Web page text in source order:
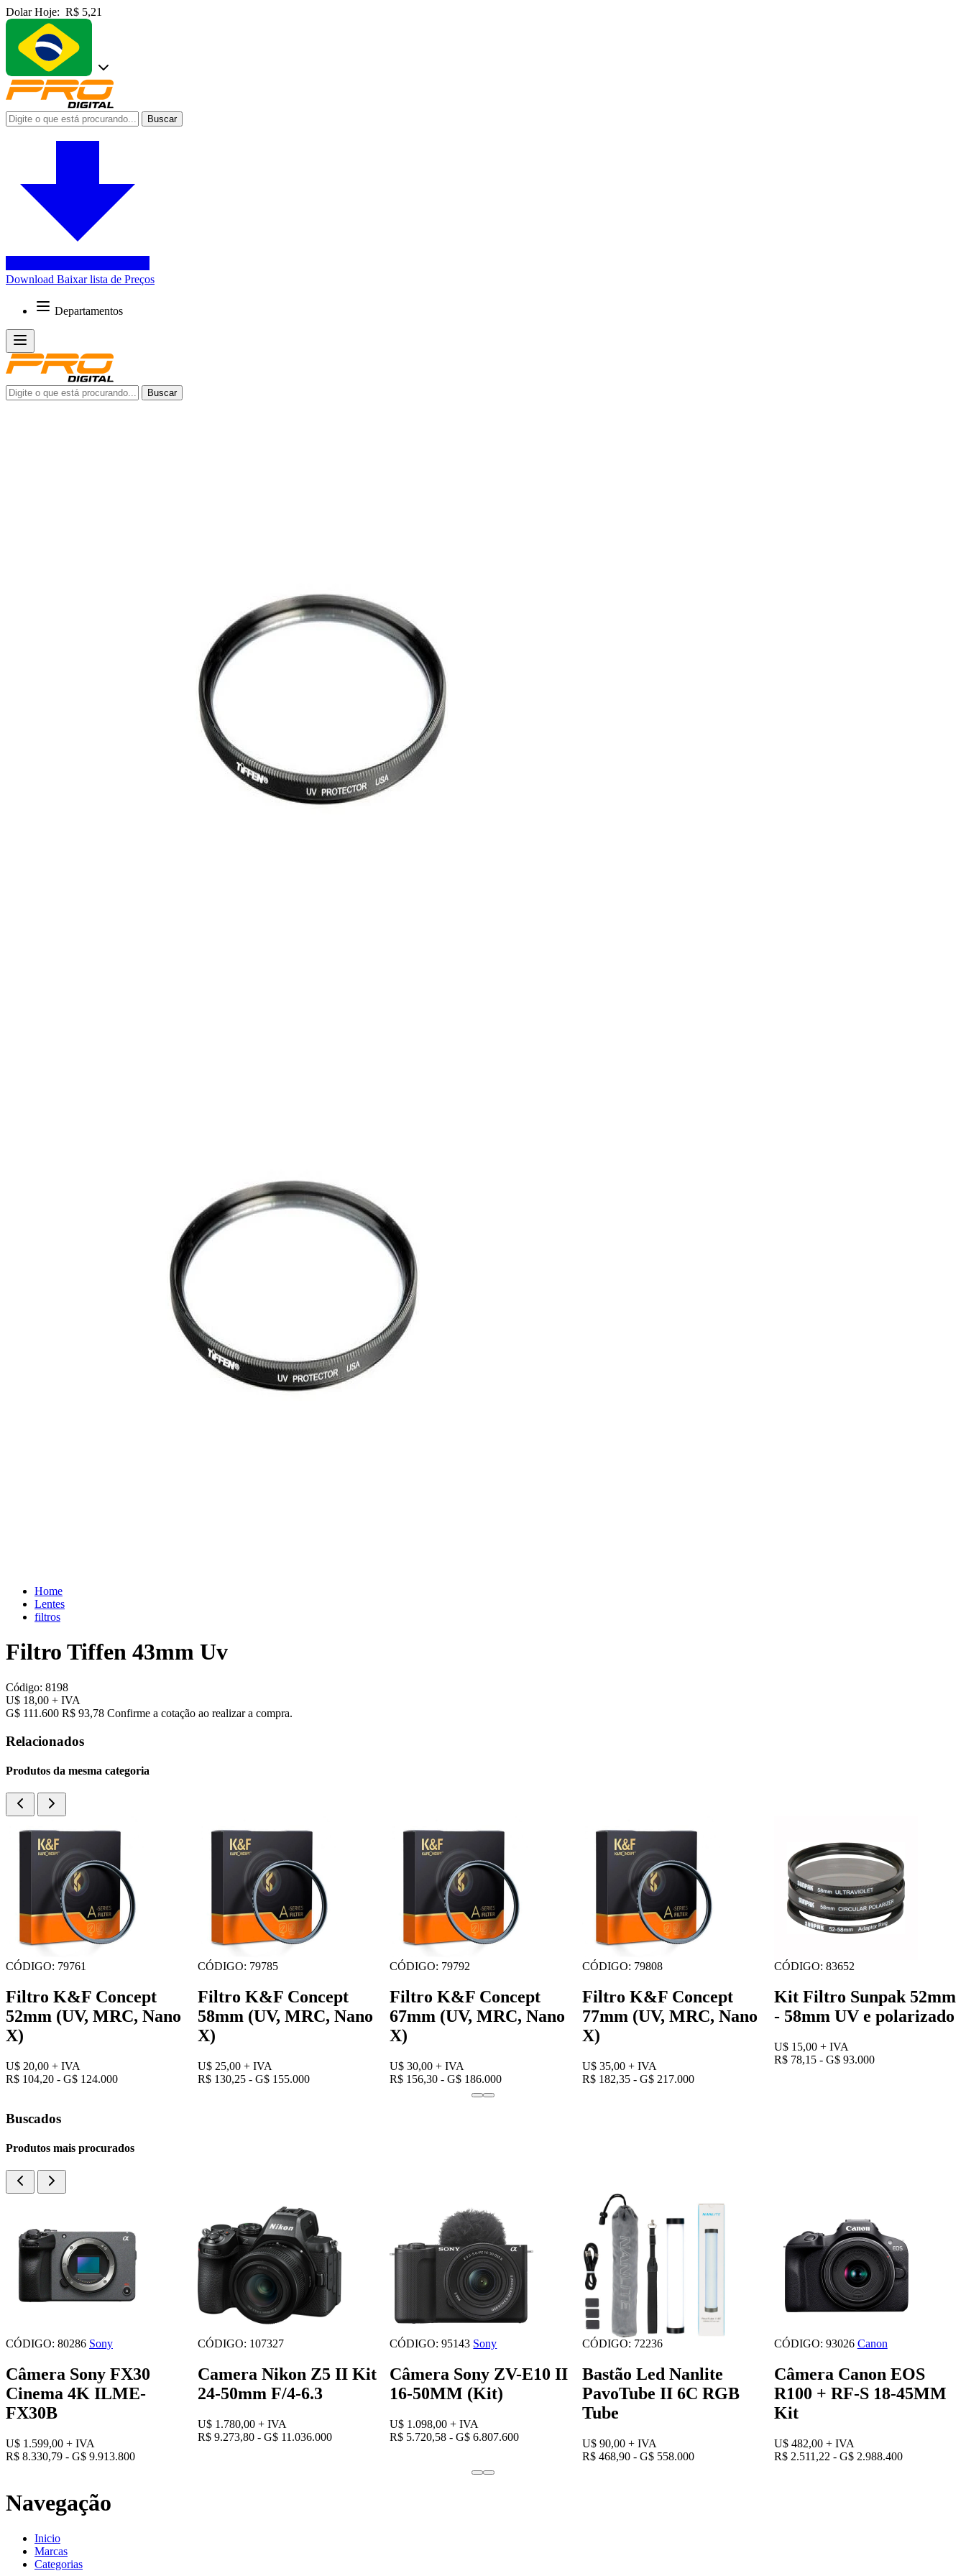
Dolar Hoje: R$ 5,21
Buscar
Download Baixar lista de Preços
Departamentos
Buscar
Home
Lentes
filtros
Filtro Tiffen 43mm Uv
Código: 8198
U$ 18,00 + IVA
G$ 111.600 R$ 93,78 Confirme a cotação ao realizar a compra.
Relacionados
Produtos da mesma categoria
CÓDIGO: 79761
Filtro K&F Concept
52mm (UV, MRC, Nano
X)
U$ 20,00 + IVA
R$ 104,20 - G$ 124.000
CÓDIGO: 79785
Filtro K&F Concept
58mm (UV, MRC, Nano
X)
U$ 25,00+ IVA
R$ 130,25 - G$ 155.000
CÓDIGO: 79792
Filtro K&F Concept
67mm (UV, MRC, Nano
X)
U$ 30,00+ IVA
R$ 156,30 - G$ 186.000
CÓDIGO: 79808
Filtro K&F Concept
77mm (UV, MRC, Nano
X)
U$ 35,00 + IVA
R$ 182,35 - G$ 217.000
CÓDIGO: 83652
Kit Filtro Sunpak 52mm
- 58mm UV e polarizado
U$ 15,00 + IVA
R$ 78,15 - G$ 93.000
Buscados
Produtos mais procurados
CÓDIGO: 80286 Sony
Câmera Sony FX30
Cinema 4K ILME-
FX30B
U$ 1.599,00 + IVA
R$ 8.330,79 - G$ 9.913.800
CÓDIGO: 107327
Camera Nikon Z5 II Kit
24-50mm F/4-6.3
U$ 1.780,00+ IVA
R$ 9.273,80 - G$ 11.036.000
CÓDIGO: 95143 Sony
Câmera Sony ZV-E10 II
16-50MM (Kit)
U$ 1.098,00+ IVA
R$ 5.720,58 - G$ 6.807.600
CÓDIGO: 72236
Bastão Led Nanlite
PavoTube II 6C RGB
Tube
U$ 90,00 + IVA
R$ 468,90 - G$ 558.000
CÓDIGO: 93026 Canon
Câmera Canon EOS
R100 + RF-S 18-45MM
Kit
U$ 482,00 + IVA
R$ 2.511,22 - G$ 2.988.400
Navegação
Inicio
Marcas
Categorias